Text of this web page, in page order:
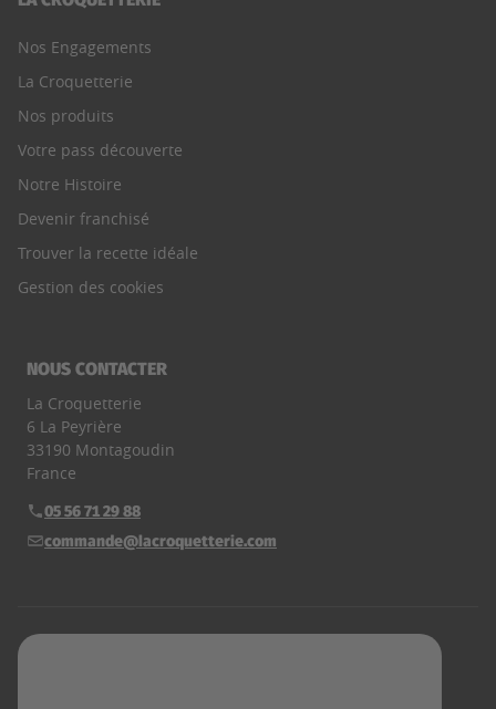
Nos Engagements
La Croquetterie
Nos produits
Votre pass découverte
Notre Histoire
Devenir franchisé
Trouver la recette idéale
Gestion des cookies
NOUS CONTACTER
La Croquetterie
6 La Peyrière
33190 Montagoudin
France
Téléphone :
05 56 71 29 88
E-mail :
commande@lacroquetterie.com